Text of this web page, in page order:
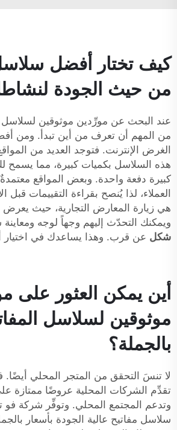
كيف تختار أفضل
من حيث الجودة
عند البحث عن مورِّدين موثوقين لسلاسل
من المهم أن تعرف من أين تبدأ. ومن
الغرض الإنترنت. فتوجد العديد من المواقع
هذه السلاسل بكميات كبيرة، مما يسمح
كبيرة دفعة واحدة. وبعض المواقع
العملاء، لذا يُنصح بقراءة التقييمات قبل
هي زيارة المعارض التجارية، حيث يعرض
ويمكنك التحدّث إليهم وجهاً لوجه
شكل عن قرب. وهذا يساعدك في
أين يمكن العثور على
موثوقين لسلاسل
بالجملة؟
لا تنسَ التحقق من المتجر المحلي أيضًا.
تقدِّم الشركات المحلية عروضًا ممتازة
وتدعم المجتمع المحلي. وتوفِّر شركة
سلاسل مفاتيح عالية الجودة بأسعار